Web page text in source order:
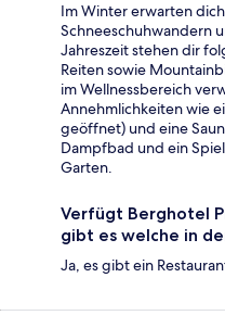
Im Winter erwarten
Schneeschuhwandern
Jahreszeit stehen dir
Reiten sowie
im Wellnessbereich
Annehmlichkeiten wie
geöffnet) und eine
Dampfbad und ein
Garten.
Verfügt Berghotel
gibt es welche in
Ja, es gibt ein